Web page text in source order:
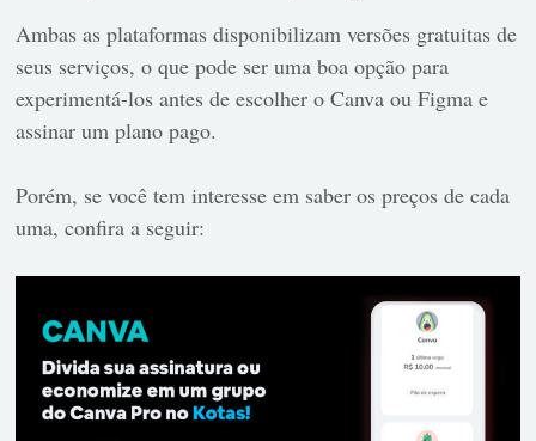
Ambas as plataformas disponibilizam versões gratuitas de
seus serviços, o que pode ser uma boa opção para
experimentá-los antes de escolher o Canva ou Figma e
assinar um plano pago.
Porém, se você tem interesse em saber os preços de cada
uma, confira a seguir: